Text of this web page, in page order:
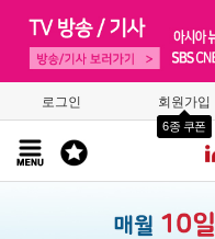
로그인 회원가입
6종 쿠폰